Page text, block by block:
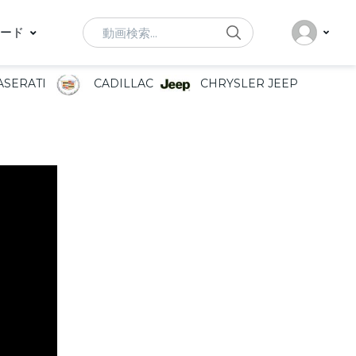
ド Search
CADILLAC CHRYSLER JEEP